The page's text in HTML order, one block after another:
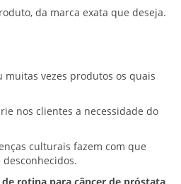
da marca exata que deseja.
muitas vezes produtos os quais
nos clientes a necessidade do
culturais fazem com que